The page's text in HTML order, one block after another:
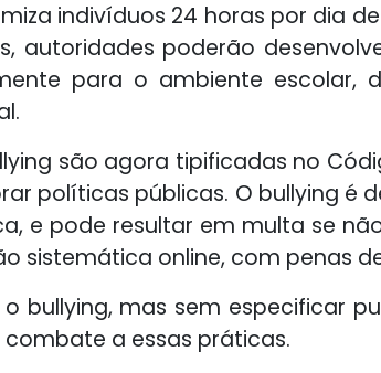
indivíduos 24 horas por dia
autoridades poderão
para o ambiente escolar,
são agora tipificadas no
políticas públicas. O bullying
e pode resultar em multa se
sistemática online, com penas
o bullying, mas sem especificar
a essas práticas.